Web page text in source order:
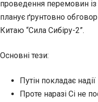
проведення перемовин
планує ґрунтовно
Китаю “Сила Сибіру-2”.
Основні тези:
Путін покладає
Проте наразі Сі не